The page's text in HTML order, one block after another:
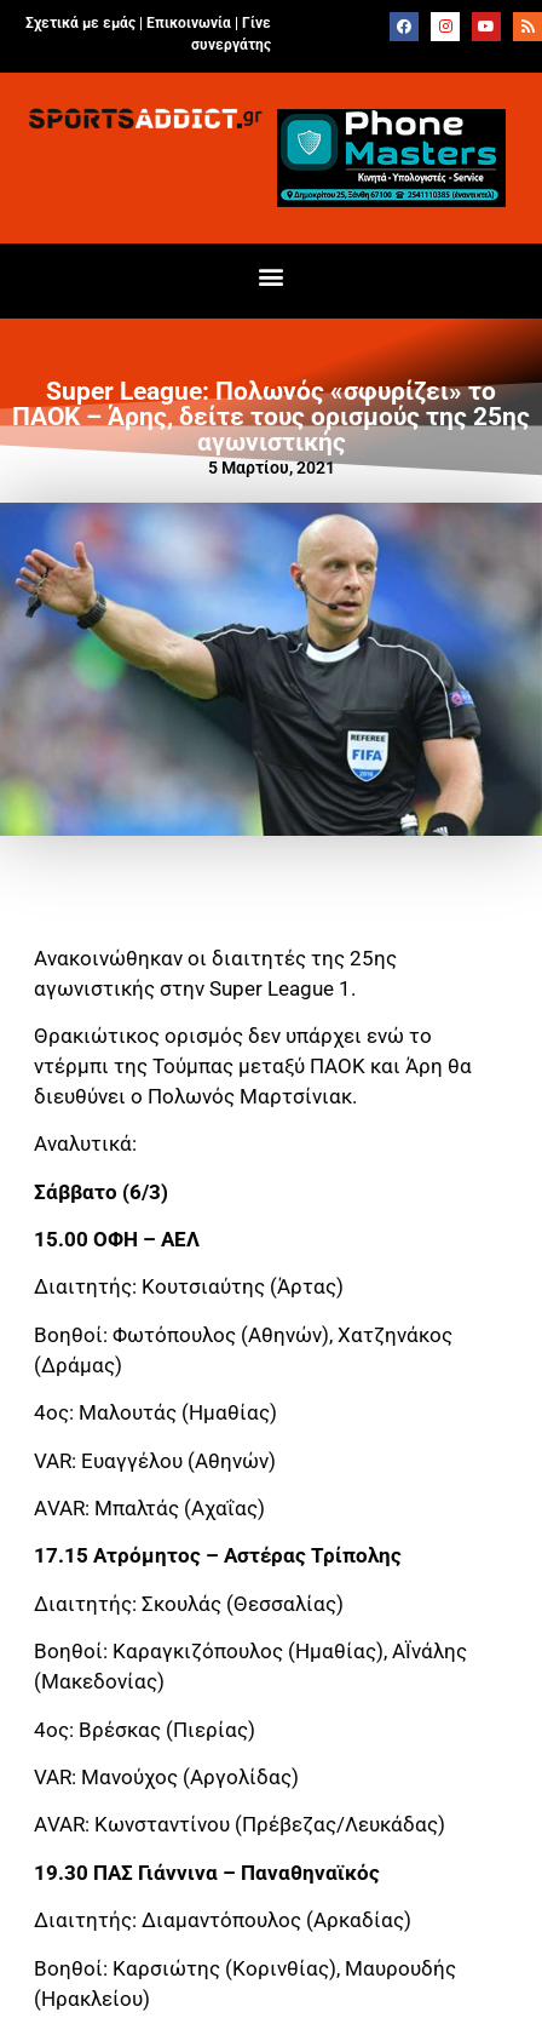
Σχετικά με εμάς | Επικοινωνία
Γίνε
συνεργάτης
Super League: Πολωνός «σφυρίζει» το
ΠΑΟΚ – Άρης, δείτε τους ορισμούς της 25ης
αγωνιστικής
5 Μαρτίου, 2021
Ανακοινώθηκαν οι διαιτητές της 25ης
αγωνιστικής στην Super League 1.
Θρακιώτικος ορισμός δεν υπάρχει ενώ το
ντέρμπι της Τούμπας μεταξύ ΠΑΟΚ και Άρη θα
διευθύνει ο Πολωνός Μαρτσίνιακ.
Αναλυτικά:
Σάββατο (6/3)
15.00 ΟΦΗ – ΑΕΛ
Διαιτητής: Κουτσιαύτης (Άρτας)
Βοηθοί: Φωτόπουλος (Αθηνών), Χατζηνάκος
(Δράμας)
4ος: Μαλουτάς (Ημαθίας)
VAR: Ευαγγέλου (Αθηνών)
ΑVAR: Μπαλτάς (Αχαΐας)
17.15 Ατρόμητος – Αστέρας Τρίπολης
Διαιτητής: Σκουλάς (Θεσσαλίας)
Βοηθοί: Καραγκιζόπουλος (Ημαθίας), ΑΪνάλης
(Μακεδονίας)
4ος: Βρέσκας (Πιερίας)
VAR: Μανούχος (Αργολίδας)
ΑVAR: Κωνσταντίνου (Πρέβεζας/Λευκάδας)
19.30 ΠΑΣ Γιάννινα – Παναθηναϊκός
Διαιτητής: Διαμαντόπουλος (Αρκαδίας)
Βοηθοί: Καρσιώτης (Κορινθίας), Μαυρουδής
(Ηρακλείου)